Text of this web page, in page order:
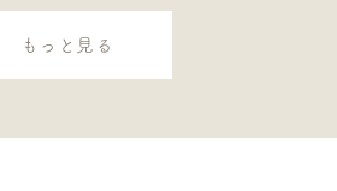
もっと見る